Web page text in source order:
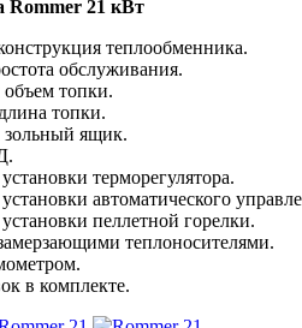
Rommer 21 кВт
теплообменника.
обслуживания.
топки.
топки.
ящик.
терморегулятора.
автоматического
пеллетной горелки.
теплоносителями.
в комплекте.